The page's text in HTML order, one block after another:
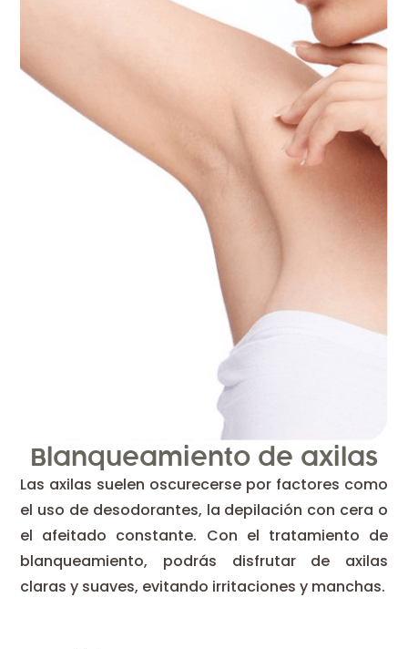
Blanqueamiento de axilas
Las axilas suelen oscurecerse por factores como
el uso de desodorantes, la depilación con cera o
el afeitado constante. Con el tratamiento de
blanqueamiento, podrás disfrutar de axilas
claras y suaves, evitando irritaciones y manchas.